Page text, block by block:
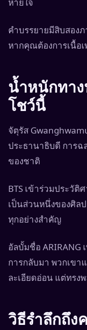
คำบรรยายมีสิบสอง
หากคุณต้องการเนื้อ
น้ำหนักทา
โชว์นี้
จัตุรัส
ประธานาธิบดี การฉ
ของชาติ
BTS เข้าร่วมประวั
เป็นส่วนหนึ่งของศิล
ทุกอย่างสำคัญ
อัลบั้มชื่อ ARIRANG
การกลับมา พวกเขา
ละเอียดอ่อน แต่ทรงพ
วิธีรำลึกถึง